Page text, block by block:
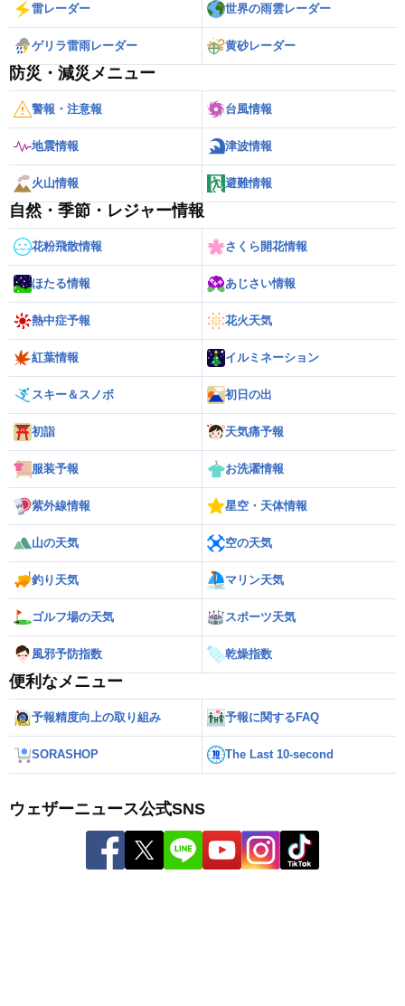
雷レーダー 世界の雨雲レーダー
ゲリラ雷雨レーダー 黄砂レーダー
防災・減災メニュー
警報・注意報 台風情報
地震情報 津波情報
火山情報 避難情報
自然・季節・レジャー情報
花粉飛散情報 さくら開花情報
ほたる情報 あじさい情報
熱中症予報 花火天気
紅葉情報 イルミネーション
スキー＆スノボ 初日の出
初詣 天気痛予報
服装予報 お洗濯情報
紫外線情報 星空・天体情報
山の天気 空の天気
釣り天気 マリン天気
ゴルフ場の天気 スポーツ天気
風邪予防指数 乾燥指数
便利なメニュー
予報精度向上の取り組み 予報に関するFAQ
SORASHOP The Last 10-second
ウェザーニュース公式SNS